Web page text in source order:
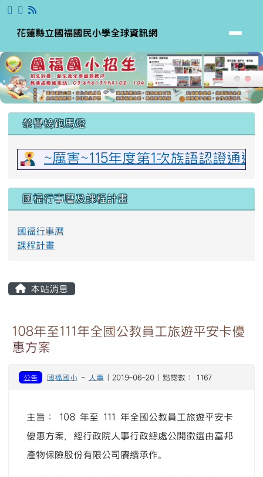
跳至主內容區
花蓮縣立國福國民小學全球資訊網
花蓮縣立國福國民小學全球資訊網
上中區域內容
榮譽榜跑馬燈
~厲害~115年度第1次族語認證通
國福行事曆及課程計畫
國福行事曆
課程計畫
本站消息
108年至111年全國公教員工旅遊平安卡優
惠方案
公告 國福國小 - 人事 | 2019-06-20 | 點閱數： 1167
主旨： 108 年至 111 年全國公教員工旅遊平安卡
優惠方案，經行政院人事行政總處公開徵選由富邦
產物保險股份有限公司賡續承作。
頁尾區域